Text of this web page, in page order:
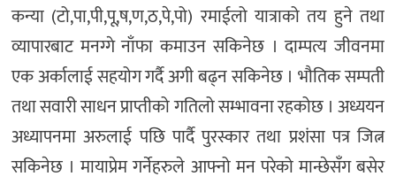
कन्या (टो,पा,पी,पू,ष,ण,ठ,पे,पो) रमाईलो यात्राको तय हुने तथा
व्यापारबाट मनग्गे नाँफा कमाउन सकिनेछ । दाम्पत्य जीवनमा
एक अर्कालाई सहयोग गर्दै अगी बढ्न सकिनेछ । भौतिक सम्पती
तथा सवारी साधन प्राप्तीको गतिलो सम्भावना रहकोछ । अध्ययन
अध्यापनमा अरुलाई पछि पार्दै पुरस्कार तथा प्रशंसा पत्र जित्न
सकिनेछ । मायाप्रेम गर्नेहरुले आफ्नो मन परेको मान्छेसँग बसेर